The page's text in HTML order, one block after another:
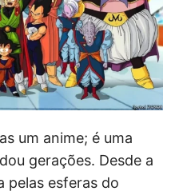
um anime; é uma
gerações. Desde a
pelas esferas do